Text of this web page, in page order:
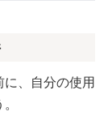
、自分の使用